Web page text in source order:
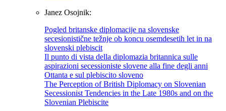
Janez Osojnik:
Pogled britanske diplomacije na slovenske
secesionistične težnje ob koncu osemdesetih let in na
slovenski plebiscit
Il punto di vista della diplomazia britannica sulle
aspirazioni secessioniste slovene alla fine degli anni
Ottanta e sul plebiscito sloveno
The Perception of British Diplomacy on Slovenian
Secessionist Tendencies in the Late 1980s and on the
Slovenian Plebiscite